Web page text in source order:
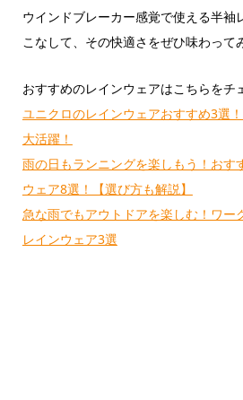
ウインドブレーカー感覚で使える半袖
こなして、その快適さをぜひ味わって
おすすめのレインウェアはこちらをチ
ユニクロのレインウェアおすすめ3選
大活躍！
雨の日もランニングを楽しもう！おす
ウェア8選！【選び方も解説】
急な雨でもアウトドアを楽しむ！ワー
レインウェア3選